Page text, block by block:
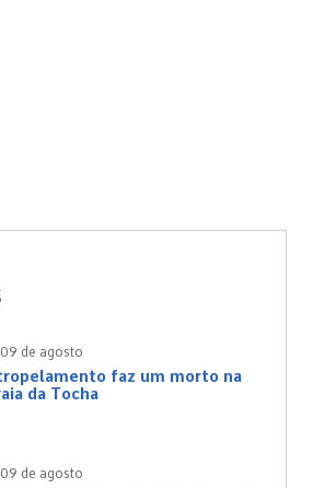
09 de agosto
faz um morto na
da Tocha
09 de agosto